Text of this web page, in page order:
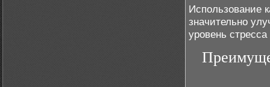
Использование
значительно
уровень